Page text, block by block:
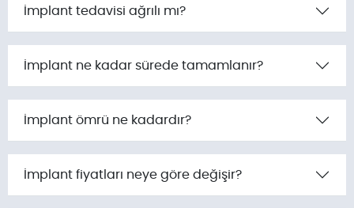
İmplant tedavisi ağrılı mı?
İmplant ne kadar sürede tamamlanır?
İmplant ömrü ne kadardır?
İmplant fiyatları neye göre değişir?